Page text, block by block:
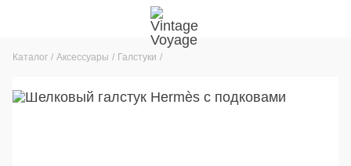
Каталог Аксессуары Галстуки